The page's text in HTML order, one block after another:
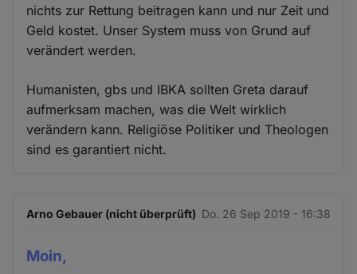
nichts zur Rettung beitragen kann und nur Zeit und
Geld kostet. Unser System muss von Grund auf
verändert werden.
Humanisten, gbs und IBKA sollten Greta darauf
aufmerksam machen, was die Welt wirklich
verändern kann. Religiöse Politiker und Theologen
sind es garantiert nicht.
Arno Gebauer (nicht überprüft) Do. 26 Sep 2019 - 16:38
Moin,